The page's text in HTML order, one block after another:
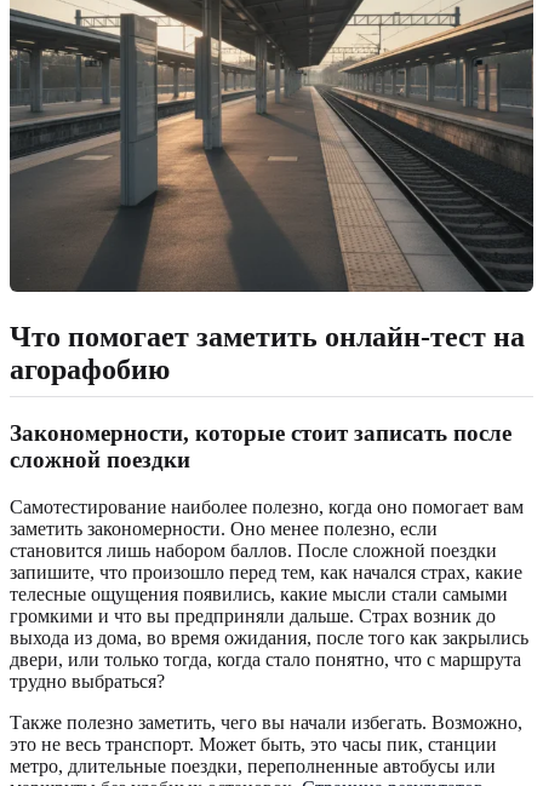
Что помогает заметить онлайн-тест на
агорафобию
Закономерности, которые стоит записать после
сложной поездки
Самотестирование наиболее полезно, когда оно помогает вам
заметить закономерности. Оно менее полезно, если
становится лишь набором баллов. После сложной поездки
запишите, что произошло перед тем, как начался страх, какие
телесные ощущения появились, какие мысли стали самыми
громкими и что вы предприняли дальше. Страх возник до
выхода из дома, во время ожидания, после того как закрылись
двери, или только тогда, когда стало понятно, что с маршрута
трудно выбраться?
Также полезно заметить, чего вы начали избегать. Возможно,
это не весь транспорт. Может быть, это часы пик, станции
метро, длительные поездки, переполненные автобусы или